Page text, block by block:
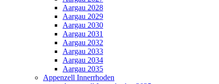
Aargau 2028
Aargau 2029
Aargau 2030
Aargau 2031
Aargau 2032
Aargau 2033
Aargau 2034
Aargau 2035
Appenzell Innerrhoden